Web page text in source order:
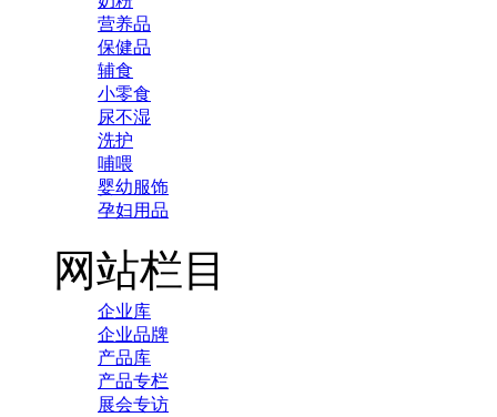
营养品
保健品
辅食
小零食
尿不湿
洗护
哺喂
婴幼服饰
孕妇用品
网站栏目
企业库
企业品牌
产品库
产品专栏
展会专访